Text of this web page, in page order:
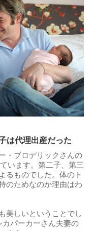
とを振り返って、ウェ
、と語っていたそうで
に敬意を表するととも
いたとか。素晴らし